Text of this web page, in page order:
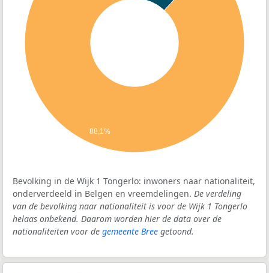
88,1%
Bevolking in de Wijk 1 Tongerlo: inwoners naar nationaliteit,
onderverdeeld in Belgen en vreemdelingen. De verdeling
van de bevolking naar nationaliteit is voor de Wijk 1 Tongerlo
helaas onbekend. Daarom worden hier de data over de
nationaliteiten voor de gemeente Bree getoond.